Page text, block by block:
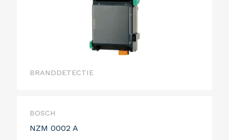
BRANDDETECTIE
BOSCH
NZM 0002 A